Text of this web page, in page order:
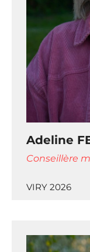
Adeline
Conseillère
VIRY 2026